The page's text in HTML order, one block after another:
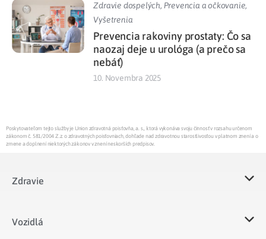
Zdravie dospelých, Prevencia a očkovanie,
Vyšetrenia
Prevencia rakoviny prostaty: Čo sa
naozaj deje u urológa (a prečo sa
nebáť)
10. Novembra 2025
Poskytovateľom tejto služby je Union zdravotná poisťovňa, a. s., ktorá vykonáva svoju činnosť v rozsahu určenom
zákonom č. 581/2004 Z.z. o zdravotných poisťovniach, dohľade nad zdravotnou starostlivosťou v platnom znení a o
zmene a doplnení niektorých zákonov v znení neskorších predpisov.
Zdravie
Vozidlá​